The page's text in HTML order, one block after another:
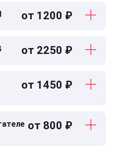
от 1200 ₽
от 2250 ₽
от 1450 ₽
от 800 ₽